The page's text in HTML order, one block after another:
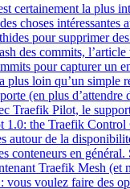
certainement la plus
choses intéressantes
pour supprimer
des commits,
pour capturer un
loin qu’un simple
(en plus d’attendre
Traefik Pilot, le
1.0: the Traefik
autour de la
conteneurs en
Traefik Mesh (et
voulez faire des